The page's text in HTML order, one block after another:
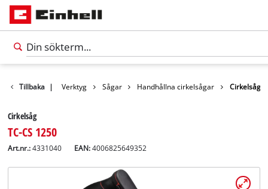
Tillbaka |
Produkter Verktyg Sågar Handhållna cirkelsågar Cirkelsåg
Cirkelsåg
TC-CS 1250
Art.nr.: 4331040 EAN:4006825649352